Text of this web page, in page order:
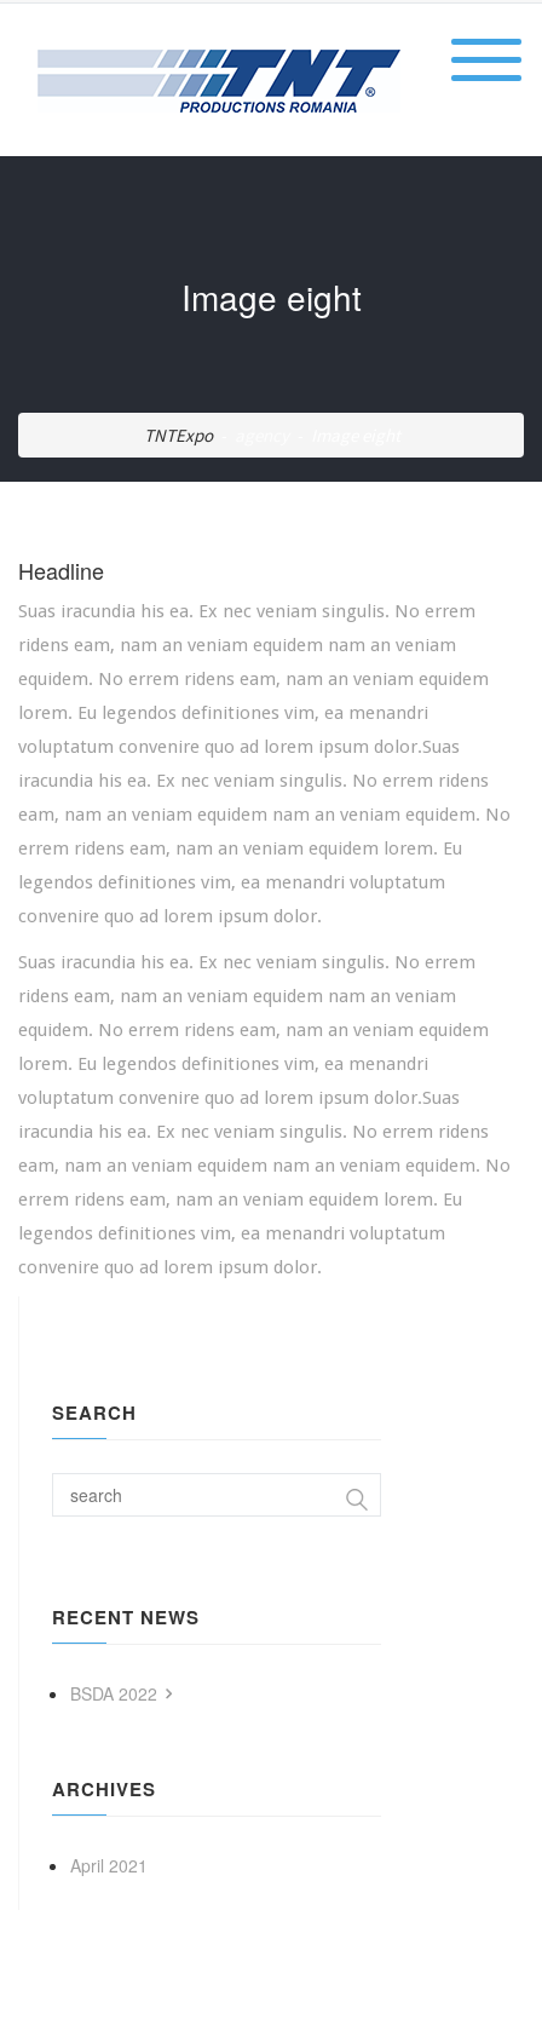
Image eight
TNTExpo
Headline
Suas iracundia his ea. Ex nec veniam singulis. No errem
ridens eam, nam an veniam equidem nam an veniam
equidem. No errem ridens eam, nam an veniam equidem
lorem. Eu legendos definitiones vim, ea menandri
voluptatum convenire quo ad lorem ipsum dolor.Suas
iracundia his ea. Ex nec veniam singulis. No errem ridens
eam, nam an veniam equidem nam an veniam equidem. No
errem ridens eam, nam an veniam equidem lorem. Eu
legendos definitiones vim, ea menandri voluptatum
convenire quo ad lorem ipsum dolor.
Suas iracundia his ea. Ex nec veniam singulis. No errem
ridens eam, nam an veniam equidem nam an veniam
equidem. No errem ridens eam, nam an veniam equidem
lorem. Eu legendos definitiones vim, ea menandri
voluptatum convenire quo ad lorem ipsum dolor.Suas
iracundia his ea. Ex nec veniam singulis. No errem ridens
eam, nam an veniam equidem nam an veniam equidem. No
errem ridens eam, nam an veniam equidem lorem. Eu
legendos definitiones vim, ea menandri voluptatum
convenire quo ad lorem ipsum dolor.
SEARCH
RECENT NEWS
BSDA 2022
ARCHIVES
April 2021